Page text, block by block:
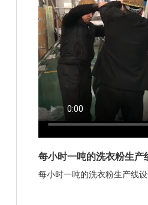
每小时一吨的洗衣粉生产
每小时一吨的洗衣粉生产线